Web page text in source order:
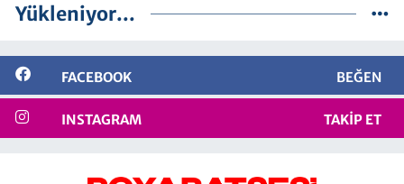
Yükleniyor...
FACEBOOK BEĞEN
INSTAGRAM TAKIP ET